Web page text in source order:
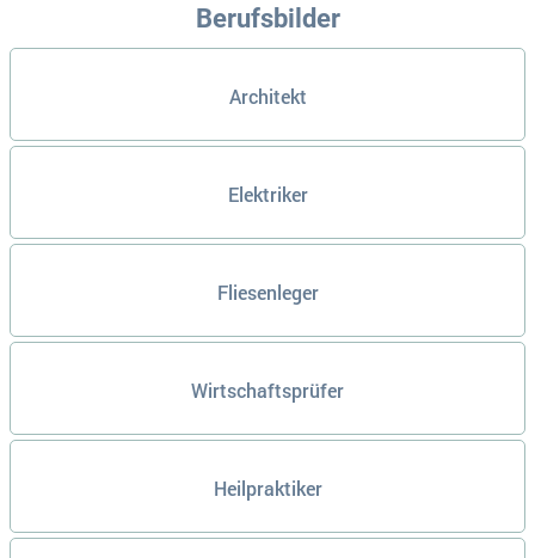
Berufsbilder
Architekt
Elektriker
Fliesenleger
Wirtschaftsprüfer
Heilpraktiker